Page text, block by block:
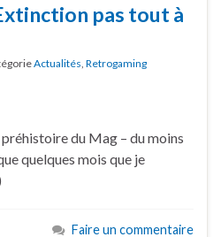
pas tout à
Actualités Retrogaming
préhistoire du Mag – du moins
quelques mois que je
Faire un commentaire